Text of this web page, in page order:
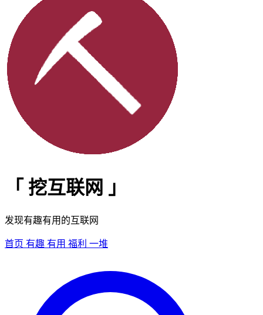
「 挖互联网 」
发现有趣有用的互联网
首页 有趣 有用 福利 一堆